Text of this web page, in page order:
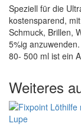
Speziell für die
kostensparend,
Schmuck, Brillen,
5%ig
80- 500 ml ist ein
Weiteres